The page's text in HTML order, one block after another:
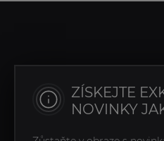
ZÍSKEJTE
NOVINKY